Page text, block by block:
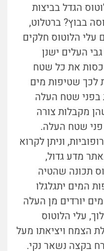
הגדל בביצות
בבוץ? ברטלוט,
עלי הלוטוס חלקים
העלים ישנן
את כל שטח
לכך שטיפות מים
בפני שטח העלה
מקבלות צורה
שטח העלה.
וניתן לקרוא
מדע גדול,
תכונה שהטיה
המים יתגלגלו
יורדים מן העלה
עלי הלוטוס
הצמח ויציאתו מעל
בקצה נשאר נקי.